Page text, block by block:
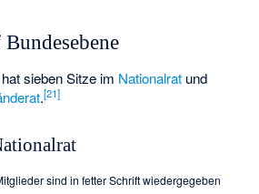
sieben Sitze im Nationalrat und
.[21]
sind in fetter Schrift wiedergegeben